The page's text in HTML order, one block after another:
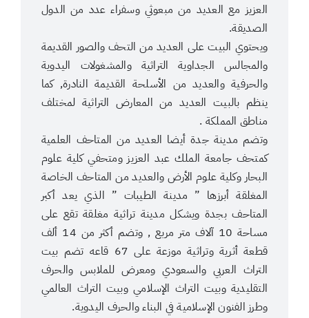
العزيز مع العديد من مبعوثي وسفراء عدد من الدول
الصديقة.
ويحتوي البيت على العديد من التحف والصور القديمة
والمجالس الجداوية التراثية والمشغولات اليدوية
والحرفية والعديد من الأسلحة القديمة النادرة, كما
ينظم بالبيت العديد من المعارض التراثية لمختلف
مناطق المملكة .
وتضم مدينة جدة أيضا العديد من المتاحف العلمية
كمتحف جامعة الملك عبد العزيز ومتحفي كلية علوم
البحار وكلية علوم الأرض والعديد من المتاحف الخاصة
المغلقة أبرزها ” مدينة الطيبات ” الذي يعد أكبر
المتاحف بجدة ويشكل مدينة تراثية مغلقة تقع على
مساحة 10 آلاف متر مربع , وتضم أكثر من 14 ألف
قطعة أثرية وتراثية موزعة على 67 قاعه تضم بيت
التراث العربي والسعودي ومعرض للملابس والحرف
التقليدية وبيت التراث الإسلامي وبيت التراث العالمي
وطرز الفنون الإسلامية في البناء والحرف اليدوية.